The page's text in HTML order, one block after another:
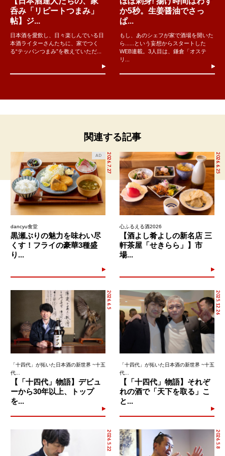
呑み「リピートつまみ」
帖】ジ...
日本酒を愛飲し、日々楽しんでいる日
本酒ライターさんたちに、家でつく
る“テッパンつまみ”を教えていただ...
か5秒。生姜醤油でさっ
ぱ...
もし、あのシェフが家で酒場を開いた
ら......という妄想からスタートした
WEB連載。3人目は、鎌倉「オステ
リ...
関連する記事
2026.7.27
AD
dancyu食堂
黒瀬ぶりの魅力を味わい尽
くす！フライの豪華3種盛
り...
2026.6.25
心ふるえる酒2026
【酒よし肴よしの新名店 三
軒茶屋「せきらら」】市
場...
2026.6.5
「十四代」が拓いた日本酒の新世界 ~十五
代...
【「十四代」物語】デビュ
ーから30年以上、トップ
を...
2025.12.26
「十四代」が拓いた日本酒の新世界 ~十五
代...
【「十四代」物語】それぞ
れの酒で「天下を取る」こ
と...
2026.5.22 2026.5.8